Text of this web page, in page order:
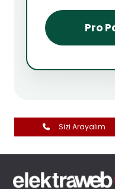
Pro
Sizi Arayalım